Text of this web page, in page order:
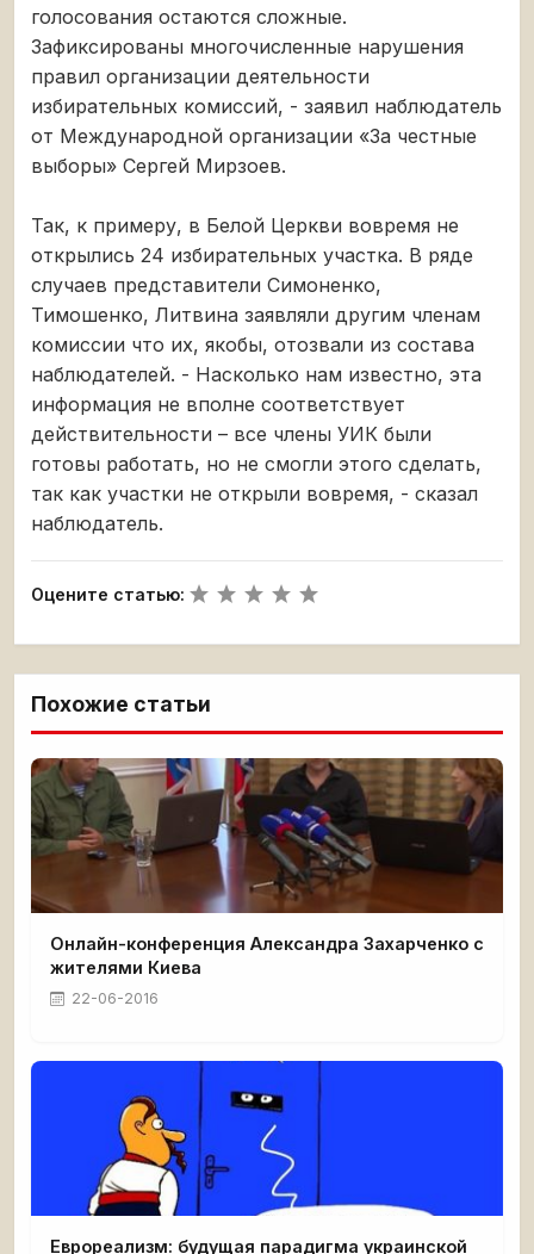
голосования остаются сложные.
Зафиксированы многочисленные нарушения
правил организации деятельности
избирательных комиссий, - заявил наблюдатель
от Международной организации «За честные
выборы» Сергей Мирзоев.
Так, к примеру, в Белой Церкви вовремя не
открылись 24 избирательных участка. В ряде
случаев представители Симоненко,
Тимошенко, Литвина заявляли другим членам
комиссии что их, якобы, отозвали из состава
наблюдателей. - Насколько нам известно, эта
информация не вполне соответствует
действительности – все члены УИК были
готовы работать, но не смогли этого сделать,
так как участки не открыли вовремя, - сказал
наблюдатель.
Оцените статью:
Похожие статьи
Онлайн-конференция Александра Захарченко с
жителями Киева
22-06-2016
Еврореализм: будущая парадигма украинской